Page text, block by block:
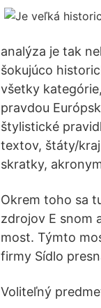
analýza je tak
šokujúco
všetky
pravdou
štylistické
textov, štáty/
skratky,
Okrem toho sa
zdrojov E snom
most. Týmto
firmy Sídlo
Voliteľný